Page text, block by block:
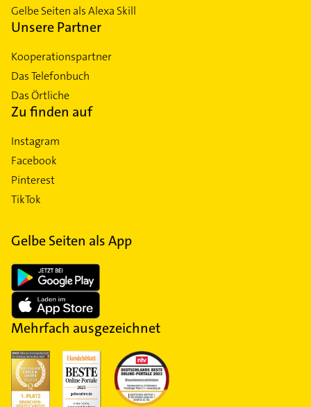
Gelbe Seiten als Alexa Skill
Unsere Partner
Kooperationspartner
Das Telefonbuch
Das Örtliche
Zu finden auf
Instagram
Facebook
Pinterest
TikTok
Gelbe Seiten als App
Mehrfach ausgezeichnet